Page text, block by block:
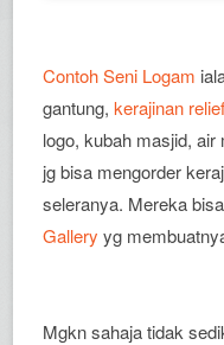
Contoh Seni Logam
gantung,kerajinan relief
logo, kubah masjid,
jg bisa mengorder
seleranya. Mereka
Gallery yg
Mgkn sahaja tidak